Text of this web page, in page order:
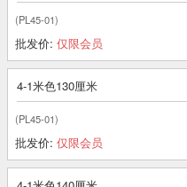
(PL45-01)
批发价: 仅限会员
4-1米色130厘米
(PL45-01)
批发价: 仅限会员